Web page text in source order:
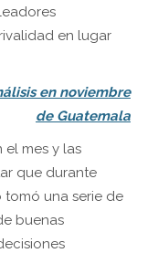
en lugar
en noviembre
de Guatemala
el mes y las
que durante
una serie de
buenas